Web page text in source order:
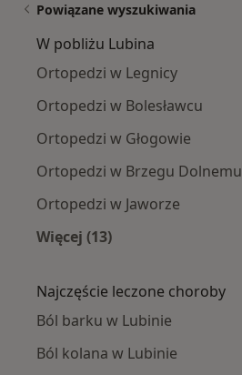
Powiązane wyszukiwania
W pobliżu Lubina
Ortopedzi w Legnicy
Ortopedzi w Bolesławcu
Ortopedzi w Głogowie
Ortopedzi w Brzegu Dolnemu
Ortopedzi w Jaworze
Więcej (13)
Najczęście leczone choroby
Ból barku w Lubinie
Ból kolana w Lubinie